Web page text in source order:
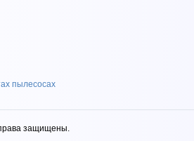
пылесосах
защищены.